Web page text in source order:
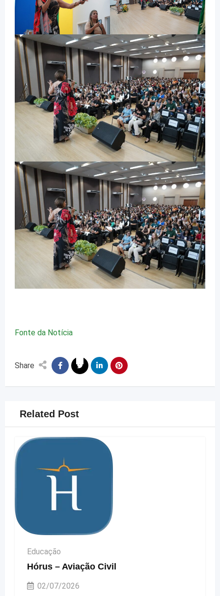
Fonte da Notícia
Share
Related Post
Educação
Hórus – Aviação Civil
02/07/2026